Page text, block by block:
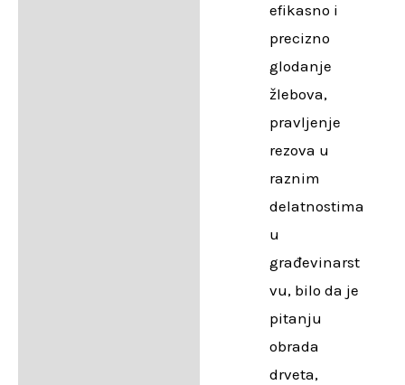
efikasno i
precizno
glodanje
žlebova,
pravljenje
rezova u
raznim
delatnostima
u
građevinarst
vu, bilo da je
pitanju
obrada
drveta,